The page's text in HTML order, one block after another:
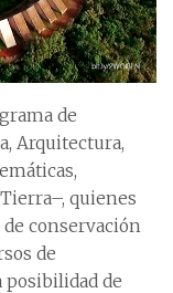
de
Arquitectura,
quienes
conservación
de
posibilidad de